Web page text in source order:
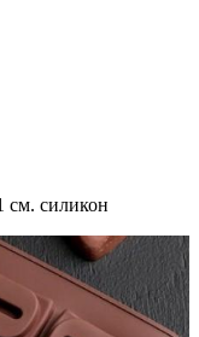
см. силикон